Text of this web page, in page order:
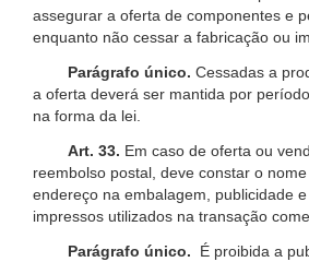
assegurar a oferta de componentes e
enquanto não cessar a fabricação ou
Parágrafo único. Cessadas a
a oferta deverá ser mantida por
na forma da lei.
Art. 33. Em caso de oferta ou
reembolso postal, deve constar o
endereço na embalagem, publicidade
impressos utilizados na transação
Parágrafo único.
É proibida a